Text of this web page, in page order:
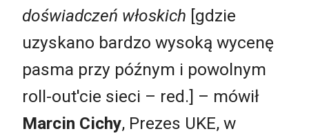
doświadczeń włoskich [gdzie
uzyskano bardzo wysoką wycenę
pasma przy późnym i powolnym
roll-out'cie sieci – red.] – mówił
Marcin Cichy, Prezes UKE, w